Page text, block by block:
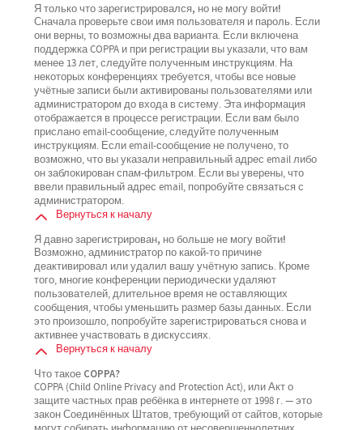
Я только что зарегистрировался, но не могу войти!
Сначала проверьте свои имя пользователя и пароль. Если
они верны, то возможны два варианта. Если включена
поддержка COPPA и при регистрации вы указали, что вам
менее 13 лет, следуйте полученным инструкциям. На
некоторых конференциях требуется, чтобы все новые
учётные записи были активированы пользователями или
администратором до входа в систему. Эта информация
отображается в процессе регистрации. Если вам было
прислано email-сообщение, следуйте полученным
инструкциям. Если email-сообщение не получено, то
возможно, что вы указали неправильный адрес email либо
он заблокирован спам-фильтром. Если вы уверены, что
ввели правильный адрес email, попробуйте связаться с
администратором.
Вернуться к началу
Я давно зарегистрирован, но больше не могу войти!
Возможно, администратор по какой-то причине
деактивировал или удалил вашу учётную запись. Кроме
того, многие конференции периодически удаляют
пользователей, длительное время не оставляющих
сообщения, чтобы уменьшить размер базы данных. Если
это произошло, попробуйте зарегистрироваться снова и
активнее участвовать в дискуссиях.
Вернуться к началу
Что такое COPPA?
COPPA (Child Online Privacy and Protection Act), или Акт о
защите частных прав ребёнка в интернете от 1998 г. — это
закон Соединённых Штатов, требующий от сайтов, которые